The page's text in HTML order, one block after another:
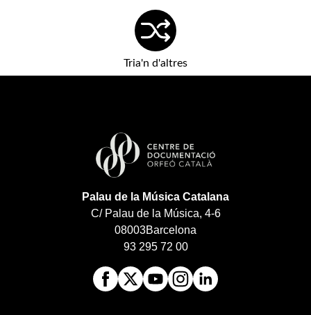
Tria'n d'altres
Palau de la Música Catalana
C/ Palau de la Música, 4-6
08003Barcelona
93 295 72 00